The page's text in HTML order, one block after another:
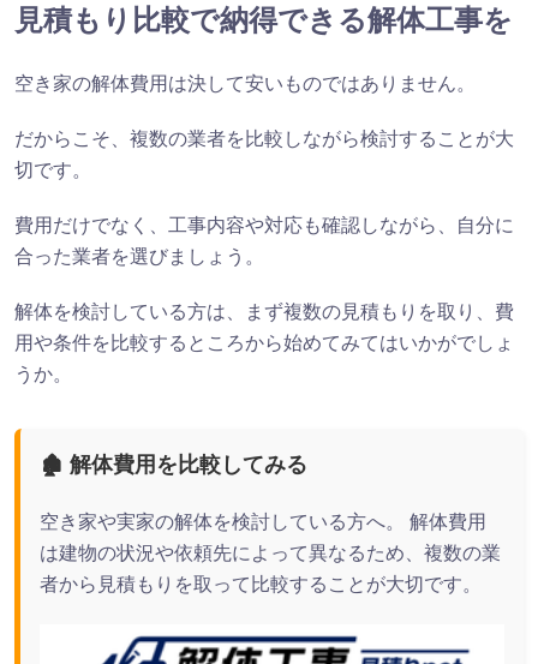
見積もり比較で納得できる解体工事を
空き家の解体費用は決して安いものではありません。
だからこそ、複数の業者を比較しながら検討することが大
切です。
費用だけでなく、工事内容や対応も確認しながら、自分に
合った業者を選びましょう。
解体を検討している方は、まず複数の見積もりを取り、費
用や条件を比較するところから始めてみてはいかがでしょ
うか。
🏚 解体費用を比較してみる
空き家や実家の解体を検討している方へ。 解体費用
は建物の状況や依頼先によって異なるため、複数の業
者から見積もりを取って比較することが大切です。